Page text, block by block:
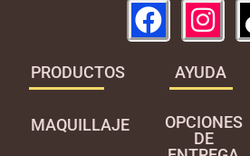
PRODUCTOS
MAQUILLAJE
AYUDA
OPCIONES
DE